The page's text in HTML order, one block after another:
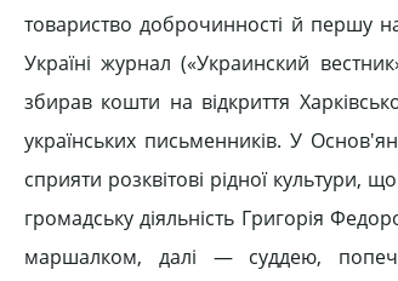
товариство доброчинності й першу
Україні журнал («Украинский
збирав кошти на відкриття
українських письменників. У
сприяти розквітові рідної культури,
громадську діяльність Григорія
маршалком, далі — суддею,